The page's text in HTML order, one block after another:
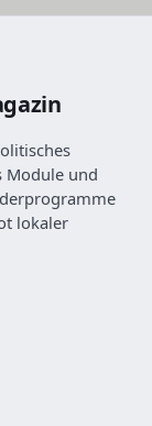
Module und
lokaler